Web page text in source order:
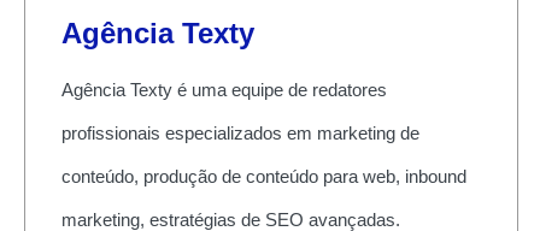
Agência Texty
Agência Texty é uma equipe de redatores
profissionais especializados em marketing de
conteúdo, produção de conteúdo para web, inbound
marketing, estratégias de SEO avançadas.